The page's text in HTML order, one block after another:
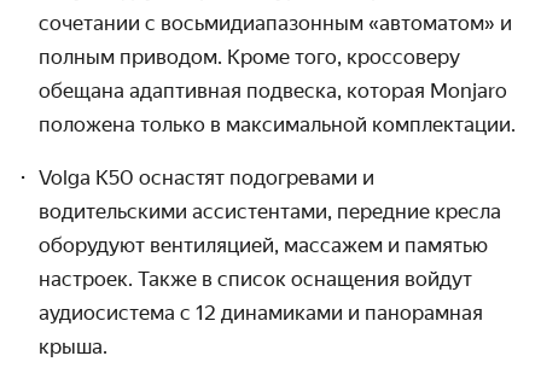
сочетании с восьмидиапазонным «автоматом» и
полным приводом. Кроме того, кроссоверу
обещана адаптивная подвеска, которая Monjaro
положена только в максимальной комплектации.
Volga K50 оснастят подогревами и
водительскими ассистентами, передние кресла
оборудуют вентиляцией, массажем и памятью
настроек. Также в список оснащения войдут
аудиосистема с 12 динамиками и панорамная
крыша.